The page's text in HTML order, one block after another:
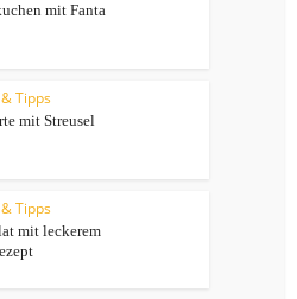
mit Fanta
Tipps
mit Streusel
Tipps
mit leckerem